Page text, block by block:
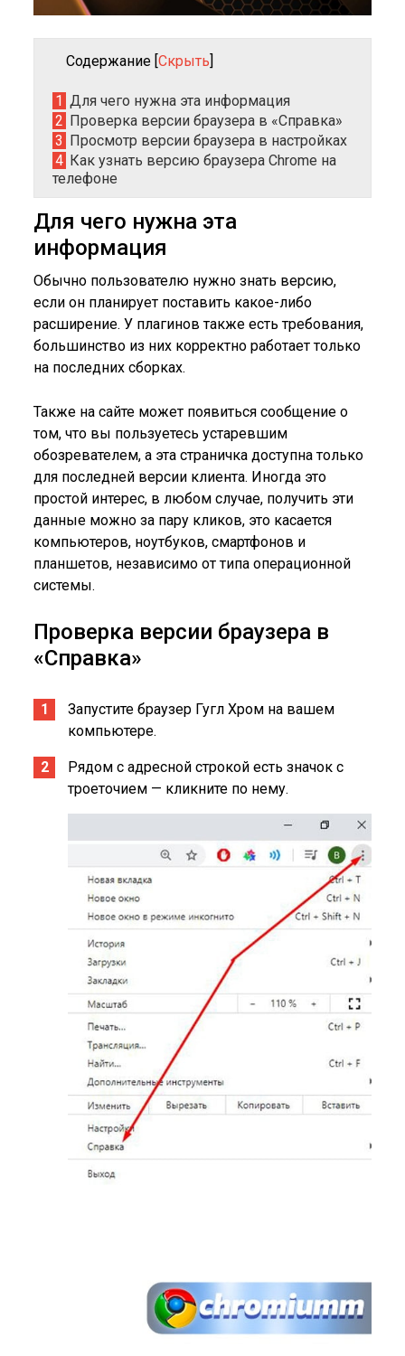
Содержание [Скрыть
1 Для чего нужна эта информация
2 Проверка версии браузера в «Справка»
3
Просмотр версии браузера в настройках
4 Как узнать версию браузера Chrome на
телефоне
Для чего нужна эта
информация
Обычно пользователю нужно знать версию,
если он планирует поставить какое-либо
расширение. У плагинов также есть требования,
большинство из них корректно работает только
на последних сборках.
Также на сайте может появиться сообщение о
том, что вы пользуетесь устаревшим
обозревателем, а эта страничка доступна только
для последней версии клиента. Иногда это
простой интерес, в любом случае, получить эти
данные можно за пару кликов, это касается
компьютеров, ноутбуков, смартфонов и
планшетов, независимо от типа операционной
системы.
Проверка версии браузера в
«Справка»
Запустите браузер Гугл Хром на вашем
компьютере.
Рядом с адресной строкой есть значок с
троеточием — кликните по нему.